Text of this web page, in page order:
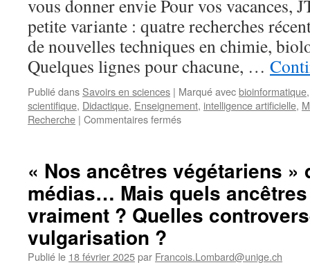
vous donner envie Pour vos vacances,
petite variante : quatre recherches
de nouvelles techniques en chimie,
Quelques lignes pour chacune, …
Publié dans Savoirs en sciences | Marqué avecbioinformatique
scientifique, Didactique, Enseignement, intelligence artificielle,
Recherche | Commentaires ferméssur
vous
enseignez
bougent
:
à
« Nos ancêtres végétariens
médias… Mais quels
vraiment ? Quelles
vulgarisation ?
Publié le 18 février 2025par Francois.Lombard@unige.ch